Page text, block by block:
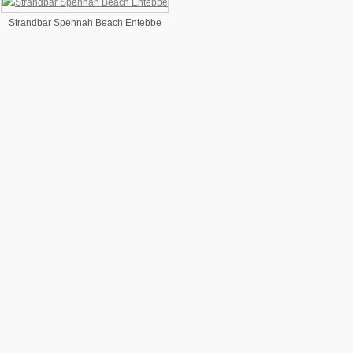
Strandbar Spennah Beach Entebbe